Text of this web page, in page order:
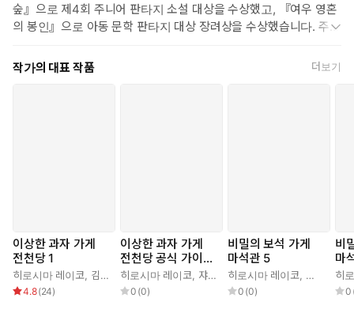
숲』으로 제4회 주니어 판타지 소설 대상을 수상했고, 『여우 영혼
의 봉인』으로 아동 문학 판타지 대상 장려상을 수상했습니다. 주요
당」 시리즈, 「귀신의 집」 시리즈, 『유령 고양이 후쿠코』, 『혼
을 쫓는 자들』, 『마녀 강아지, 봉봉』, 『요괴의 아이를 키웁니
작가의 대표 작품 더보기
이상한 과자 가게
전천당 1
히로시마 레이코, 김정화
4.8(24)
이상한 과자 가게
전천당 공식 가이드
북
히로시마 레이코, 쟈쟈
0 (0)
비밀의 보석 가게
마석관 5
히로시마 레이코, 사타케 미
0 (0)
비
마
히
0